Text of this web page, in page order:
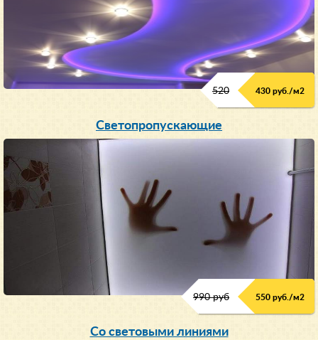
520 430 руб./м2
Светопропускающие
990 руб 550 руб./м2
Со световыми линиями